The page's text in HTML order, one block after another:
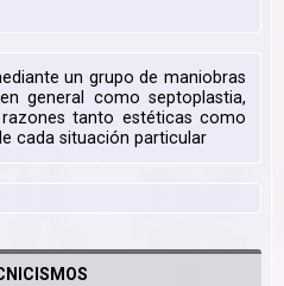
un grupo de maniobras
general como septoplastia,
tanto estéticas como
cada situación particular